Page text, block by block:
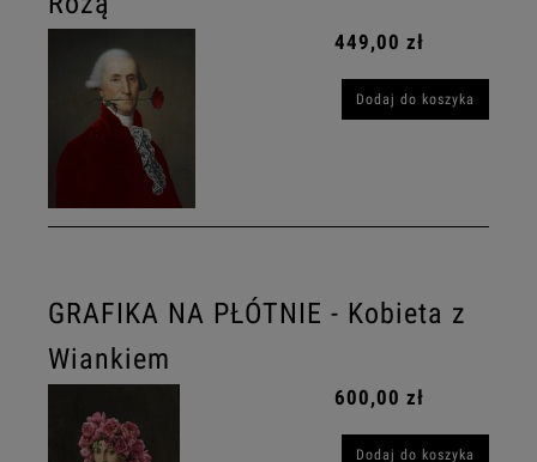
449,00 zł
Dodaj do koszyka
GRAFIKA NA PŁÓTNIE - Kobieta z
Wiankiem
600,00 zł
Dodaj do koszyka